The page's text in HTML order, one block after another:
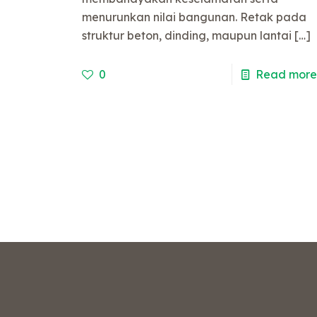
menurunkan nilai bangunan. Retak pada
struktur beton, dinding, maupun lantai […]
0 Read more